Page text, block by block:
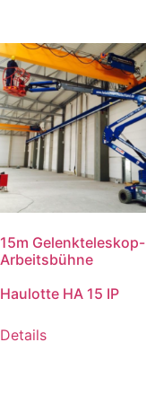
15m Gelenkteleskop-
Arbeitsbühne
Haulotte HA 15 IP
Details